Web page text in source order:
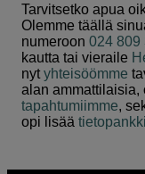
Tarvitsetko apua
Olemme täällä
numeroon024 809
kautta tai vieraile
nytyhteisöömme
alan ammattilaisia,
tapahtumiimme,
opi lisää